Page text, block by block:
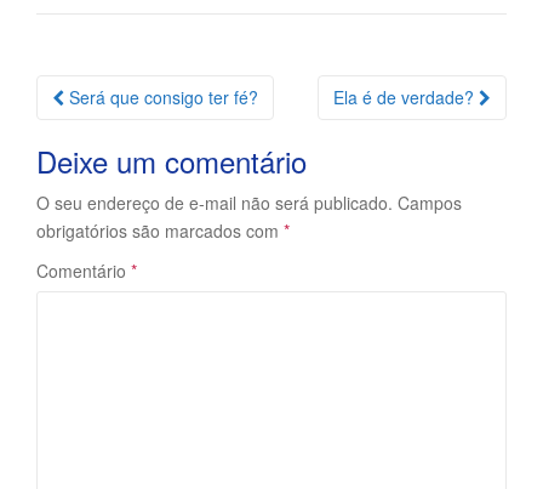
Navegação
Postagem
Será que consigo ter fé? Ela é de verdade?
Deixe um comentário
O seu endereço de e-mail não será publicado. Campos
obrigatórios são marcados com *
Comentário *